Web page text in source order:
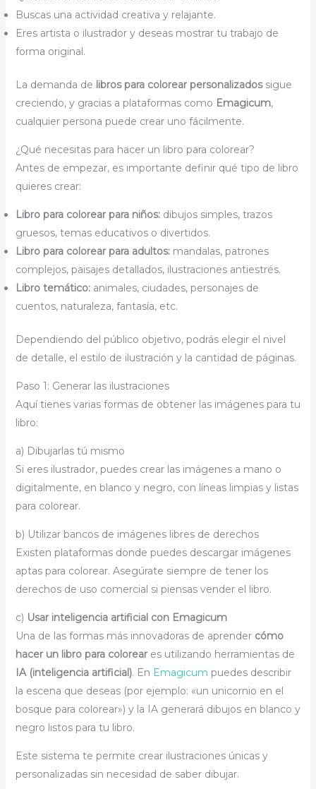
Buscas una actividad creativa y relajante.
Eres artista o ilustrador y deseas mostrar tu trabajo de
forma original.
La demanda de libros para colorear personalizadossigue
creciendo, y gracias a plataformas como Emagicum,
cualquier persona puede crear uno fácilmente.
¿Qué necesitas para hacer un libro para colorear?
Antes de empezar, es importante definir qué tipo de libro
quieres crear:
Libro para colorear para niños:dibujos simples, trazos
gruesos, temas educativos o divertidos.
Libro para colorear para adultos:mandalas, patrones
complejos, paisajes detallados, ilustraciones antiestrés.
Libro temático:animales, ciudades, personajes de
cuentos, naturaleza, fantasía, etc.
Dependiendo del público objetivo, podrás elegir el nivel
de detalle, el estilo de ilustración y la cantidad de páginas.
Paso 1: Generar las ilustraciones
Aquí tienes varias formas de obtener las imágenes para tu
libro:
a) Dibujarlas tú mismo
Si eres ilustrador, puedes crear las imágenes a mano o
digitalmente, en blanco y negro, con líneas limpias y listas
para colorear.
b) Utilizar bancos de imágenes libres de derechos
Existen plataformas donde puedes descargar imágenes
aptas para colorear. Asegúrate siempre de tener los
derechos de uso comercial si piensas vender el libro.
c) Usar inteligencia artificial con Emagicum
Una de las formas más innovadoras de aprender cómo
hacer un libro para coloreares utilizando herramientas de
IA (inteligencia artificial). En Emagicum puedes describir
la escena que deseas (por ejemplo: «un unicornio en el
bosque para colorear») y la IA generará dibujos en blanco y
negro listos para tu libro.
Este sistema te permite crear ilustraciones únicas y
personalizadas sin necesidad de saber dibujar.